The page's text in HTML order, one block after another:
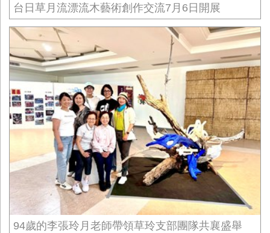
台日草月流漂流木藝術創作交流7月6日開展
94歲的李張玲月老師帶領草玲支部團隊共襄盛舉